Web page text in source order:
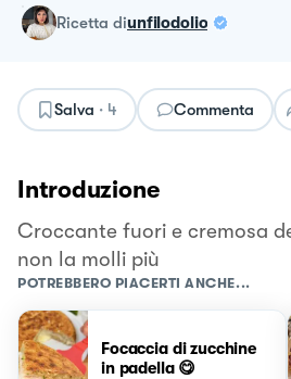
ricetta diunfilodolio
Salva · 4 Commenta
Introduzione
Croccante fuori e cremosa
non la molli più
POTREBBERO PIACERTI ANCHE...
Focaccia di zucchine
in padella 😋